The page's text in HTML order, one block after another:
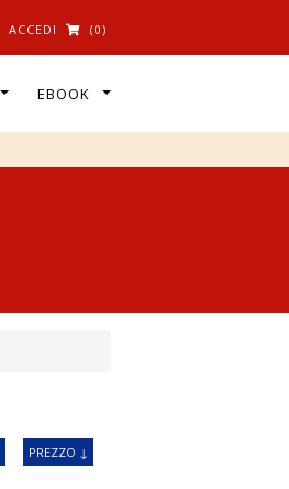
ACCEDI (0)
EBOOK
PREZZO ↓